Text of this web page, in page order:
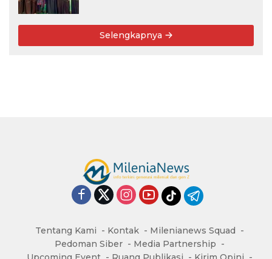
Selengkapnya
Tentang Kami Kontak
Milenianews Squad
Pedoman Siber
Media Partnership